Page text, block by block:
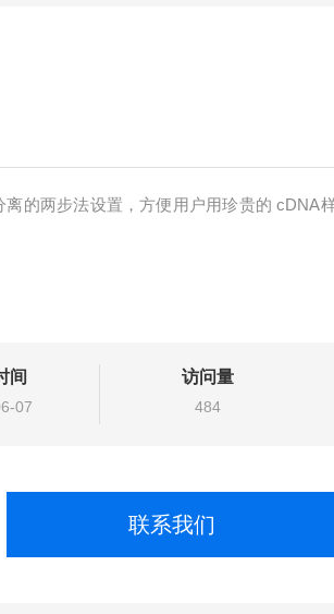
的两步法设置，方便用户用珍贵的 cDNA
间
07
访问量
484
联系我们